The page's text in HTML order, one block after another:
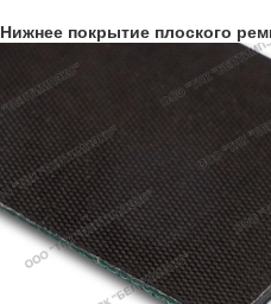
Нижнее покрытие плоского